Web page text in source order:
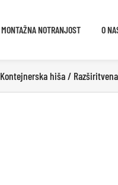
MONTAŽNA NOTRANJOST O
Kontejnerska hiša /